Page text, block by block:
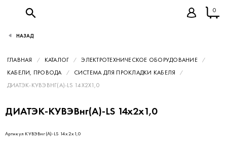
0
ГЛАВНАЯ КАТАЛОГ
ЭЛЕКТРОТЕХНИЧЕСКОЕ ОБОРУДОВАНИЕ
КАБЕЛИ, ПРОВОДА
СИСТЕМА ДЛЯ ПРОКЛАДКИ КАБЕЛЯ
ДИАТЭК-КУВЭВНГ(А)-LS 14Х2Х1,0
ДИАТЭК-КУВЭВнг(А)-LS 14х2х1,0
Артикул КУВЭВнг(А)-LS 14х2х1,0
НАЗАД